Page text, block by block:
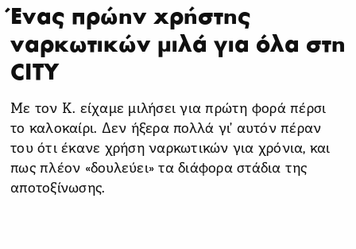
Ένας πρώην χρήστης
ναρκωτικών μιλά για όλα στη
CITY
Με τον Κ. είχαμε μιλήσει για πρώτη φορά πέρσι
το καλοκαίρι. Δεν ήξερα πολλά γι’ αυτόν πέραν
του ότι έκανε χρήση ναρκωτικών για χρόνια, και
πως πλέον «δουλεύει» τα διάφορα στάδια της
αποτοξίνωσης.